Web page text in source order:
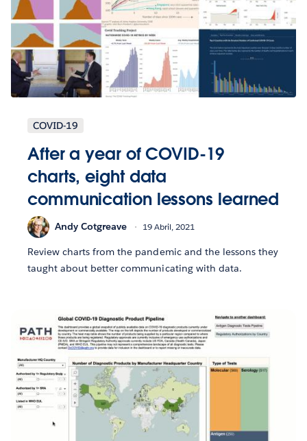
COVID-19
After a year of COVID-19
charts, eight data
communication lessons learned
Andy Cotgreave 19 Abril, 2021
Review charts from the pandemic and the lessons they
taught about better communicating with data.